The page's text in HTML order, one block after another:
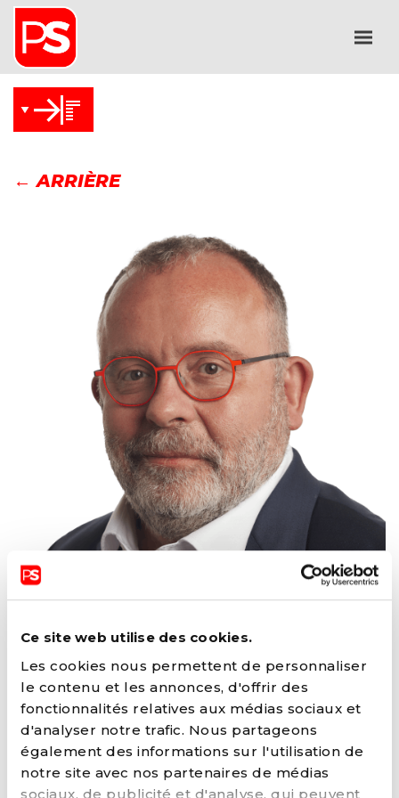
Ce site web utilise des cookies.
Les cookies nous permettent de personnaliser
le contenu et les annonces, d'offrir des
fonctionnalités relatives aux médias sociaux et
d'analyser notre trafic. Nous partageons
également des informations sur l'utilisation de
notre site avec nos partenaires de médias
sociaux, de publicité et d'analyse, qui peuvent
← ARRIÈRE
JEAN SPINETTE
FONCTIONS ACTUELLES
FONCTIONS AU SEIN DU PARTI
Membre du Comité fédéral avec voix